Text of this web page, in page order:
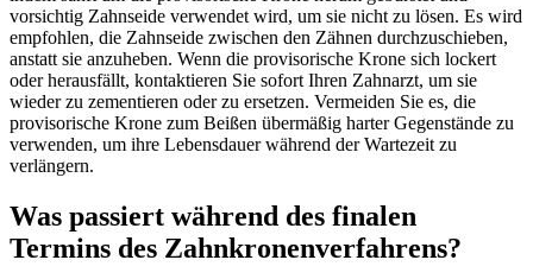
vorsichtig Zahnseide verwendet wird, um sie nicht zu lösen. Es wird
empfohlen, die Zahnseide zwischen den Zähnen durchzuschieben,
anstatt sie anzuheben. Wenn die provisorische Krone sich lockert
oder herausfällt, kontaktieren Sie sofort Ihren Zahnarzt, um sie
wieder zu zementieren oder zu ersetzen. Vermeiden Sie es, die
provisorische Krone zum Beißen übermäßig harter Gegenstände zu
verwenden, um ihre Lebensdauer während der Wartezeit zu
verlängern.
Was passiert während des finalen
Termins des Zahnkronenverfahrens?